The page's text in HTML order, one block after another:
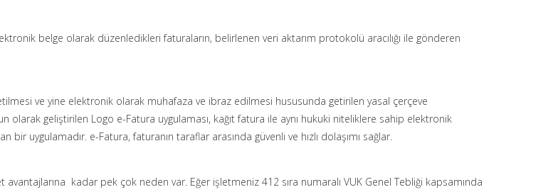
belge olarak düzenledikleri faturaların, belirlenen veri aktarım protokolü aracılığı ile gönderen
ve yine elektronik olarak muhafaza ve ibraz edilmesi hususunda getirilen yasal çerçeve
olarak geliştirilen Logo e-Fatura uygulaması, kağıt fatura ile aynı hukuki niteliklere sahip elektronik
uygulamadır. e-Fatura, faturanın taraflar arasında güvenli ve hızlı dolaşımı sağlar.
avantajlarına kadar pek çok neden var. Eğer işletmeniz 412 sıra numaralı VUK Genel Tebliği kapsamında